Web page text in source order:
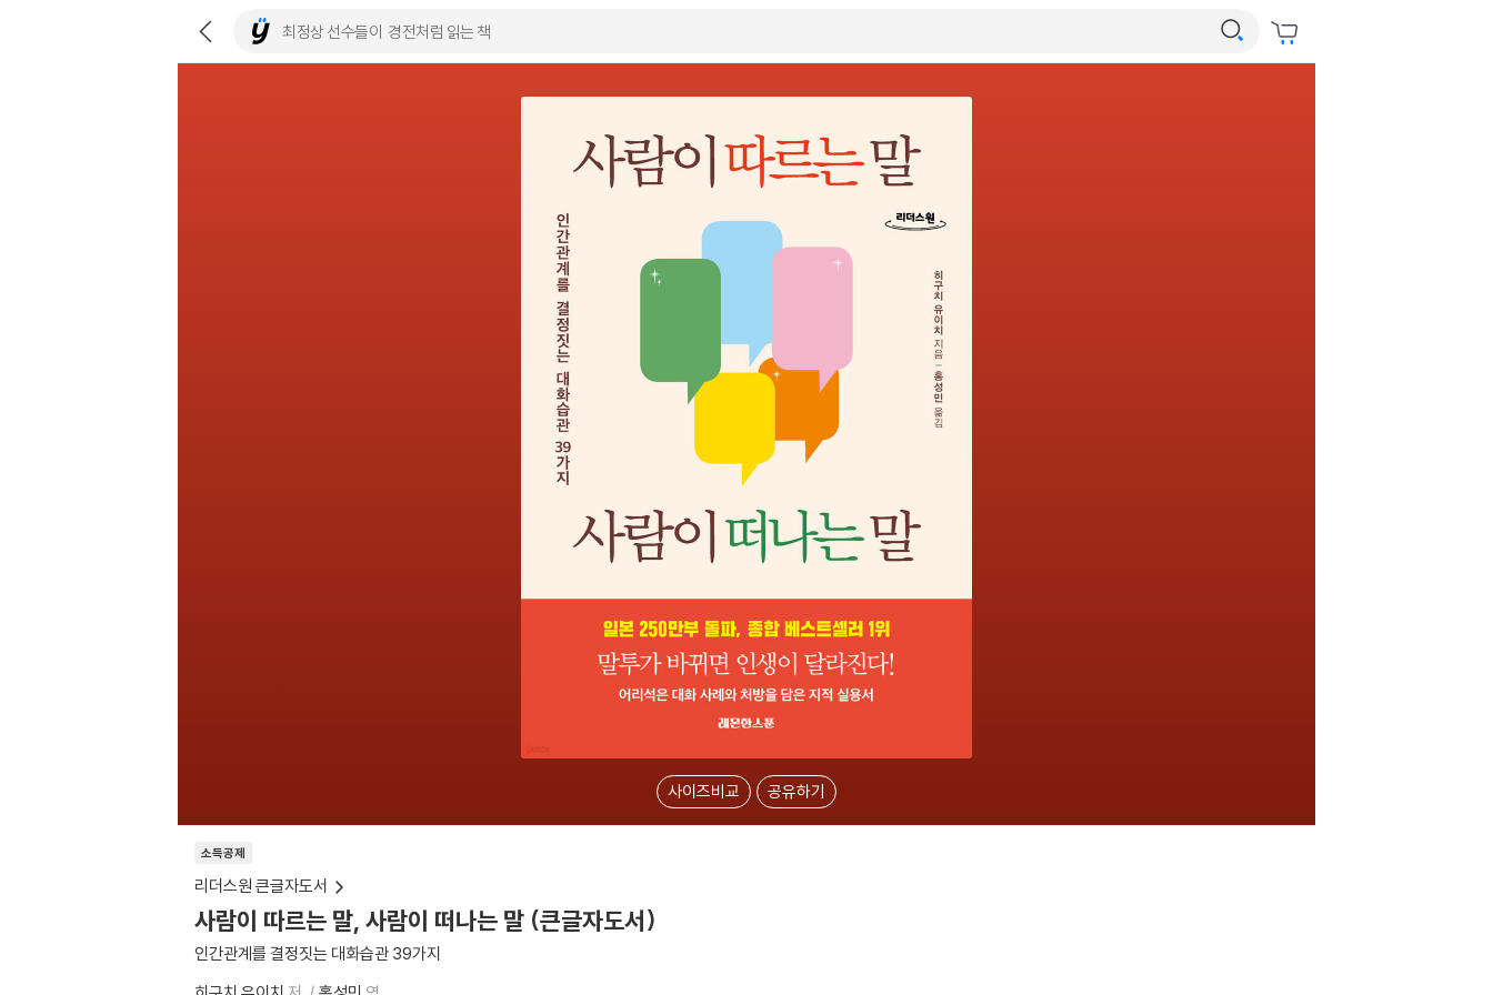
사이즈비교 공유하기
소득공제
리더스원 큰글자도서
사람이 따르는 말, 사람이 떠나는 말 (큰글자도서)
인간관계를 결정짓는 대화습관 39가지